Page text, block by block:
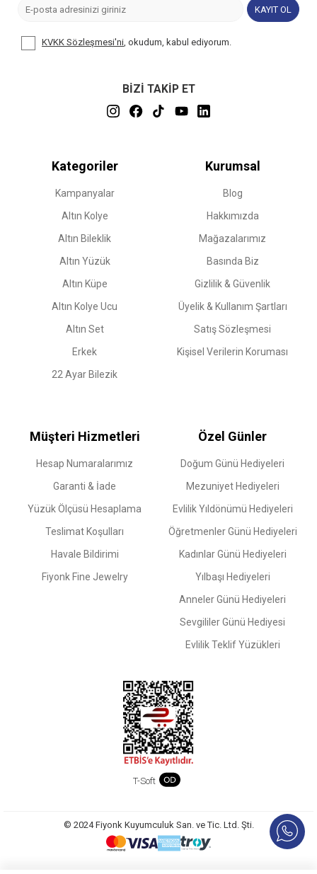
KAYIT OL
KVKK Sözleşmesi'ni, okudum, kabul ediyorum.
BİZİ TAKİP ET
Kategoriler
Kampanyalar
Altın Kolye
Altın Bileklik
Altın Yüzük
Altın Küpe
Altın Kolye Ucu
Altın Set
Erkek
22 Ayar Bilezik
Kurumsal
Blog
Hakkımızda
Mağazalarımız
Basında Biz
Gizlilik & Güvenlik
Üyelik & Kullanım Şartları
Satış Sözleşmesi
Kişisel Verilerin Koruması
Müşteri Hizmetleri
Hesap Numaralarımız
Garanti & İade
Yüzük Ölçüsü Hesaplama
Teslimat Koşulları
Havale Bildirimi
Fiyonk Fine Jewelry
Özel Günler
Doğum Günü Hediyeleri
Mezuniyet Hediyeleri
Evlilik Yıldönümü Hediyeleri
Öğretmenler Günü Hediyeleri
Kadınlar Günü Hediyeleri
Yılbaşı Hediyeleri
Anneler Günü Hediyeleri
Sevgililer Günü Hediyesi
Evlilik Teklif Yüzükleri
T-Soft
© 2024 Fiyonk Kuyumculuk San. ve Tic. Ltd. Şti.